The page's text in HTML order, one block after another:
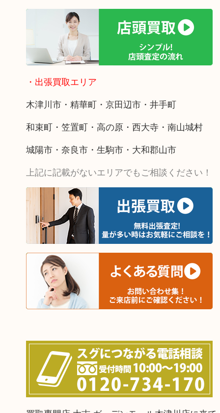
・出張買取エリア
木津川市・精華町・京田辺市・井手町
和束町・笠置町・高の原・西大寺・南山城村
城陽市・奈良市・生駒市・大和郡山市
上記に記載がないエリアでもご相談ください！